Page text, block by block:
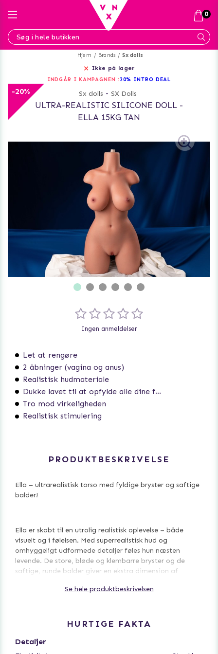
Hjem Brands Sx dolls
Ikke på lager
INDGÅR I KAMPAGNEN : 20% INTRO DEAL
-20% Sx dolls - SX Dolls
ULTRA-REALISTIC SILICONE DOLL -
ELLA 15KG TAN
Let at rengøre
2 åbninger (vagina og anus)
Realistisk hudmateriale
Dukke lavet til at opfylde alle dine fantasier
Tro mod virkeligheden
Realistisk stimulering
Ingen anmeldelser
PRODUKTBESKRIVELSE
Ella – ultrarealistisk torso med fyldige bryster og saftige
balder!
Ella er skabt til en utrolig realistisk oplevelse – både
visuelt og i følelsen. Med superrealistisk hud og
omhyggeligt udformede detaljer føles hun næsten
levende. De store, bløde og klembarre bryster og de
saftige, runde balder giver en ekstra dimension af
anal – tager oplevelsen til næste niveau. Den bløde,
elastiske hud føles utroligt realistisk, og hver detalje er
omhyggeligt skulptureret og farvet for et autentisk
Se hele produktbeskrivelsen
HURTIGE FAKTA
Detaljer
0